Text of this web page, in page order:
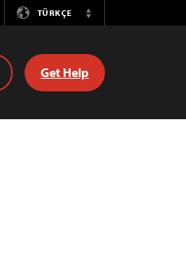
TÜRKÇE
Switch
Get Help